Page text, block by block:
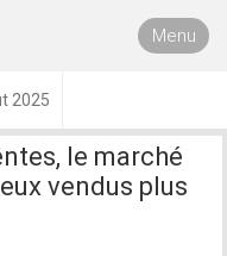
Menu
2025
le marché
vendus plus